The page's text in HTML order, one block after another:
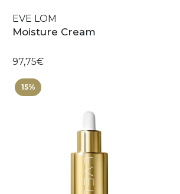
EVE LOM
Moisture Cream
97,75€
15%